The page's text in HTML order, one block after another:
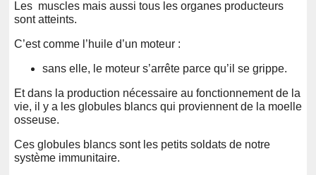
Les muscles mais aussi tous les organes producteurs
sont atteints.
C’est comme l’huile d’un moteur :
sans elle, le moteur s’arrête parce qu’il se grippe.
Et dans la production nécessaire au fonctionnement de la
vie, il y a les globules blancs qui proviennent de la moelle
osseuse.
Ces globules blancs sont les petits soldats de notre
système immunitaire.